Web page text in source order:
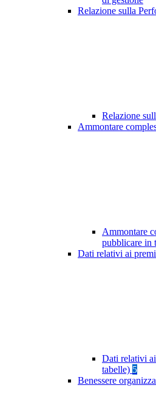
Relazione sulla
Relazione
Ammontare
Ammontare
pubblicare in
Dati relativi ai premi
Dati relativi
tabelle) 5
Benessere